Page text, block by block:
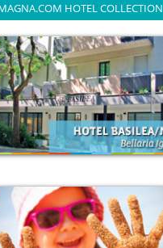
HOTEL COLLECTION